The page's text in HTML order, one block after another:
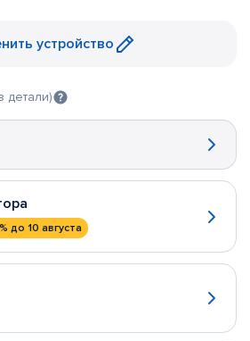
устройство
детали)
до 10 августа